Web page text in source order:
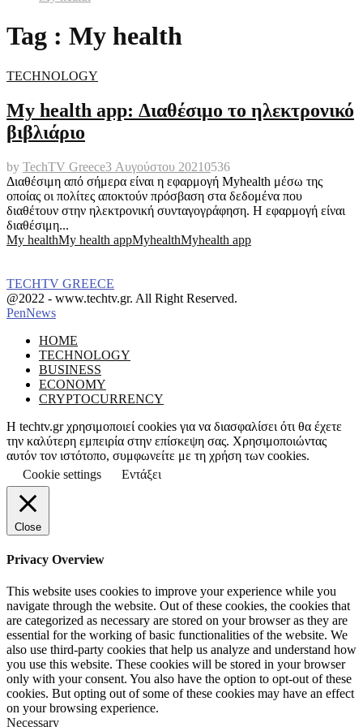
Tag : My health
TECHNOLOGY
My health app: Διαθέσιμο το ηλεκτρονικό
βιβλιάριο
by TechTV Greece3 Αυγούστου 20210536
Διαθέσιμη από σήμερα είναι η εφαρμογή Myhealth μέσω της
οποίας οι πολίτες αποκτούν πρόσβαση στα δεδομένα που
διαθέτουν στην ηλεκτρονική συνταγογράφηση. Η εφαρμογή είναι
διαθέσιμη...
My healthMy health appMyhealthMyhealth app
TECHTV GREECE
Facebook
Instagram
@2022 - www.techtv.gr. All Right Reserved.
PenNews
HOME
TECHNOLOGY
BUSINESS
ECONOMY
CRYPTOCURRENCY
Η techtv.gr χρησιμοποιεί cookies για να διασφαλίσει ότι θα έχετε
την καλύτερη εμπειρία στην επίσκεψη σας. Χρησιμοποιώντας
αυτόν τον ιστότοπο, συμφωνείτε με τη χρήση των cookies.
Cookie settings
Εντάξει
Close
Privacy Overview
This website uses cookies to improve your experience while you
navigate through the website. Out of these cookies, the cookies that
are categorized as necessary are stored on your browser as they are
essential for the working of basic functionalities of the website. We
also use third-party cookies that help us analyze and understand how
you use this website. These cookies will be stored in your browser
only with your consent. You also have the option to opt-out of these
cookies. But opting out of some of these cookies may have an effect
on your browsing experience.
Necessary